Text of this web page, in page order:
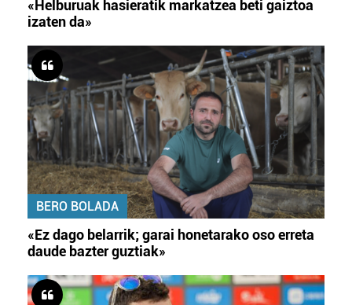
«Helburuak hasieratik markatzea beti gaiztoa
izaten da»
BERO BOLADA
«Ez dago belarrik; garai honetarako oso erreta
daude bazter guztiak»